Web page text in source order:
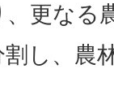
更なる
し、農